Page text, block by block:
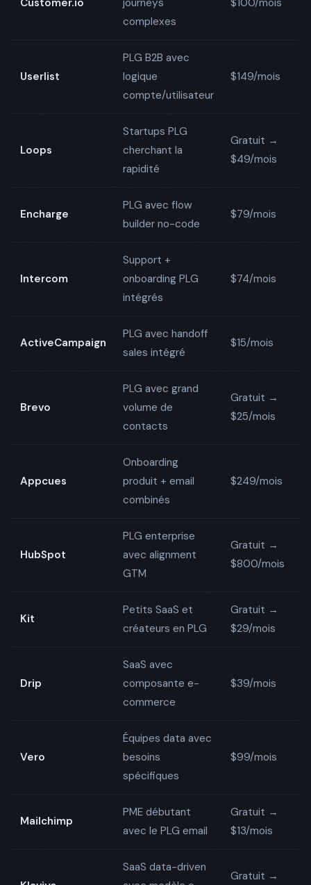
Customer.io
journeys
complexes
$100/mois
Userlist
PLG B2B avec
logique
compte/utilisateur
$149/mois
Loops
Startups PLG
cherchant la
rapidité
Gratuit →
$49/mois
Encharge
PLG avec flow
builder no-code
$79/mois
Intercom
Support +
onboarding PLG
intégrés
$74/mois
ActiveCampaign
PLG avec handoff
sales intégré
$15/mois
Brevo
PLG avec grand
volume de
contacts
Gratuit →
$25/mois
Appcues
Onboarding
produit + email
combinés
$249/mois
HubSpot
PLG enterprise
avec alignment
GTM
Gratuit →
$800/mois
Kit
Petits SaaS et
créateurs en PLG
Gratuit →
$29/mois
Drip
SaaS avec
composante e-
commerce
$39/mois
Vero
Équipes data avec
besoins
spécifiques
$99/mois
Mailchimp
PME débutant
avec le PLG email
Gratuit →
$13/mois
SaaS data-driven
Gratuit →